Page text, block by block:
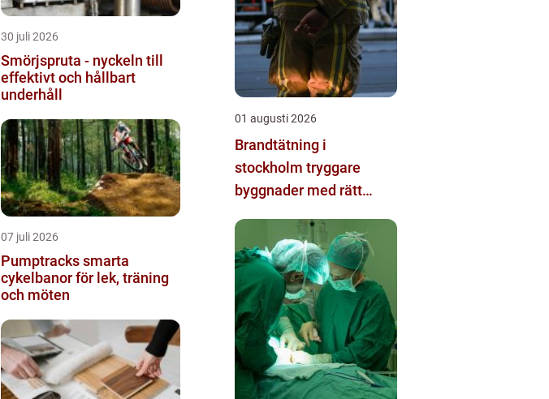
30 juli 2026
Smörjspruta - nyckeln till
effektivt och hållbart
underhåll
07 juli 2026
Pumptracks smarta
cykelbanor för lek, träning
och möten
01 augusti 2026
Brandtätning i
stockholm tryggare
byggnader med rätt